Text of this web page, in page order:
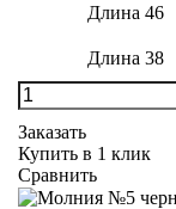
Длина 46
Длина 38
Заказать
Купить в 1 клик
Сравнить